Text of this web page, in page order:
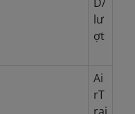
lư
ợt
Ai
rT